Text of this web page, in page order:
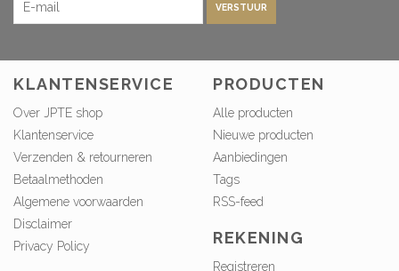
VERSTUUR
KLANTENSERVICE
Over JPTE shop
Klantenservice
Verzenden & retourneren
Betaalmethoden
Algemene voorwaarden
Disclaimer
Privacy Policy
PRODUCTEN
Alle producten
Nieuwe producten
Aanbiedingen
Tags
RSS-feed
REKENING
Registreren